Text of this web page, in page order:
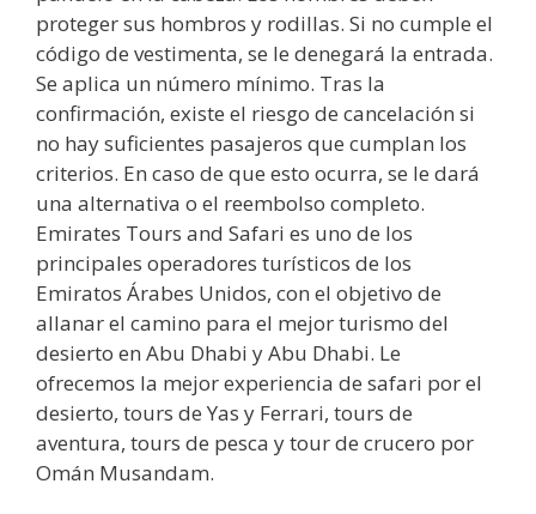
proteger sus hombros y rodillas. Si no cumple el
código de vestimenta, se le denegará la entrada.
Se aplica un número mínimo. Tras la
confirmación, existe el riesgo de cancelación si
no hay suficientes pasajeros que cumplan los
criterios. En caso de que esto ocurra, se le dará
una alternativa o el reembolso completo.
Emirates Tours and Safari es uno de los
principales operadores turísticos de los
Emiratos Árabes Unidos, con el objetivo de
allanar el camino para el mejor turismo del
desierto en Abu Dhabi y Abu Dhabi. Le
ofrecemos la mejor experiencia de safari por el
desierto, tours de Yas y Ferrari, tours de
aventura, tours de pesca y tour de crucero por
Omán Musandam.